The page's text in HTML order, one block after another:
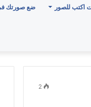
اكتب للصور ضع صورتك
2